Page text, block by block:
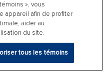
», vous
appareil afin de profiter
aider au
du site.
tous les témoins